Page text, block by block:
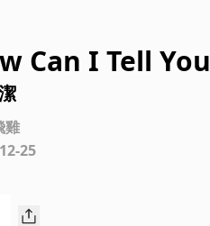
Can I Tell You
雞
25